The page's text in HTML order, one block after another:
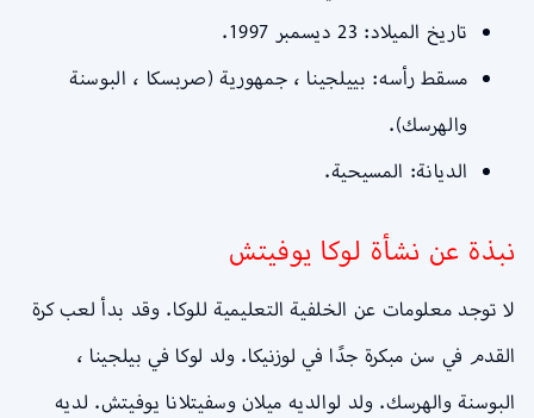
تاريخ الميلاد: 23 ديسمبر 1997.
مسقط رأسه: بييلجينا ، جمهورية (صربسكا ، البوسنة
والهرسك).
الديانة: المسيحية.
نبذة عن نشأة لوكا يوفيتش
لا توجد معلومات عن الخلفية التعليمية للوكا. وقد بدأ لعب كرة
القدم في سن مبكرة جدًا في لوزنيكا. ولد لوكا في بيلجينا ،
البوسنة والهرسك. ولد لوالديه ميلان وسفيتلانا يوفيتش. لديه